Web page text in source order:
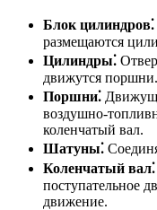
Блок цилиндров⁚
размещаются
Цилиндры⁚
движутся поршни.
Поршни⁚
воздушно-
коленчатый вал.
Шатуны⁚
Коленчатый вал⁚
поступательное
движение.